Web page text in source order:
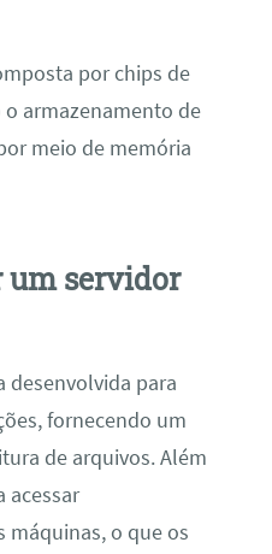
por chips de
armazenamento de
meio de memória
um servidor
desenvolvida para
fornecendo um
de arquivos. Além
acessar
máquinas, o que os